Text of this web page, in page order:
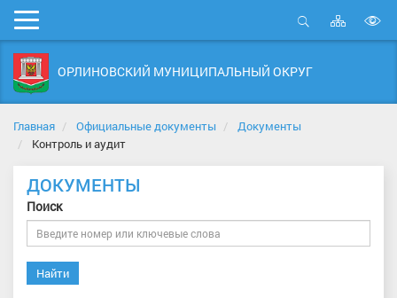
Мобильное
меню
Открыть
Карта
сайта
ОРЛИНОВСКИЙ МУНИЦИПАЛЬНЫЙ ОКРУГ
Главная Официальные документы
Документы
Контроль и аудит
ДОКУМЕНТЫ
Поиск
Найти